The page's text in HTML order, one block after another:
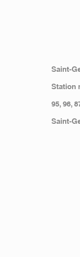
Saint-
Station
95, 96,
Saint-